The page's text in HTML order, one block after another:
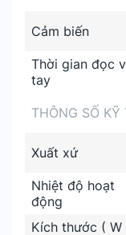
Cảm biến
Thời gian đọc
tay
THÔNG SỐ KỸ
Xuất xứ
Nhiệt độ hoạt
động
Kích thước ( W